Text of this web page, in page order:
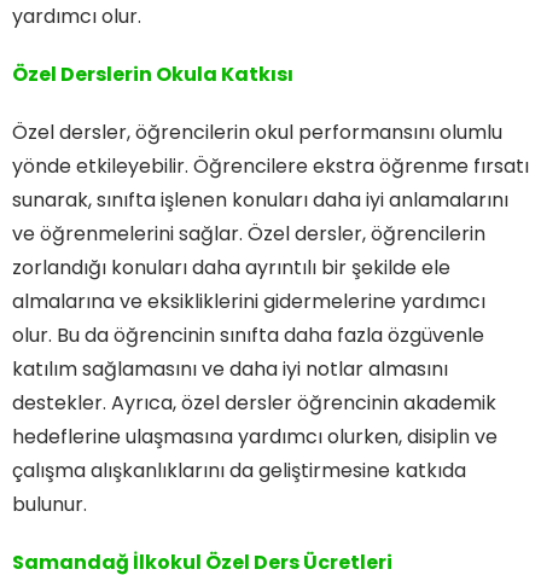
yardımcı olur.
Özel Derslerin Okula Katkısı
Özel dersler, öğrencilerin okul performansını olumlu
yönde etkileyebilir. Öğrencilere ekstra öğrenme fırsatı
sunarak, sınıfta işlenen konuları daha iyi anlamalarını
ve öğrenmelerini sağlar. Özel dersler, öğrencilerin
zorlandığı konuları daha ayrıntılı bir şekilde ele
almalarına ve eksikliklerini gidermelerine yardımcı
olur. Bu da öğrencinin sınıfta daha fazla özgüvenle
katılım sağlamasını ve daha iyi notlar almasını
destekler. Ayrıca, özel dersler öğrencinin akademik
hedeflerine ulaşmasına yardımcı olurken, disiplin ve
çalışma alışkanlıklarını da geliştirmesine katkıda
bulunur.
Samandağ İlkokul Özel Ders Ücretleri